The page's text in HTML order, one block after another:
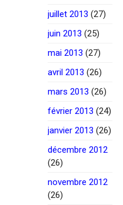
juillet 2013 (27)
juin 2013 (25)
mai 2013 (27)
avril 2013 (26)
mars 2013 (26)
février 2013 (24)
janvier 2013 (26)
décembre 2012
(26)
novembre 2012
(26)